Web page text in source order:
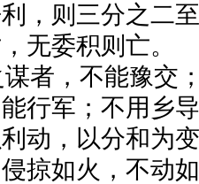
，则三分之二
无委积则亡。
者，不能豫交
行军；不用乡
动，以分和为
掠如火，不动